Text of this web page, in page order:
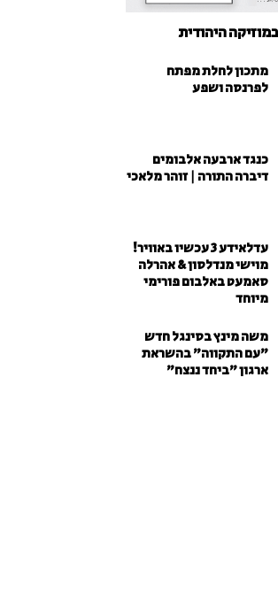
היהודית
מתכון לחלת מפתח
לפרנסה ושפע
כנגד ארבעה אלבומים
דיברה התורה | זוהר מלאכי
עדלאידע 3 עכשיו באוויר!
מוישי מנדלסון & אהרלה
סאמעט באלבום פורימי
מיוחד
משה מינץ בסינגל חדש
״עם התקווה״ בהשראת
ארגון "ביחד ננצח"